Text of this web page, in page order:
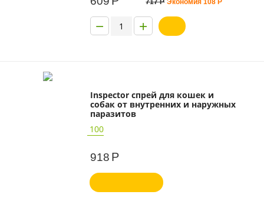
+
−
Inspector спрей для кошек и
собак от внутренних и наружных
паразитов
100
918 Р